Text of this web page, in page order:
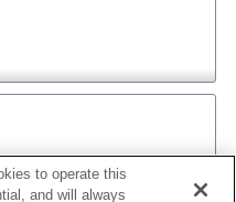
to operate this
and will always